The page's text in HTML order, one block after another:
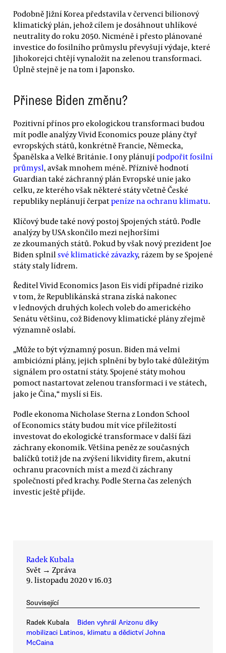
Podobně Jižní Korea představila v červenci bilionový
klimatický plán, jehož cílem je dosáhnout uhlíkové
neutrality do roku 2050. Nicméně i přesto plánované
investice do fosilního průmyslu převyšují výdaje, které
Jihokorejci chtějí vynaložit na zelenou transformaci.
Úplně stejně je na tom i Japonsko.
Přinese Biden změnu?
Pozitivní přínos pro ekologickou transformaci budou
mít podle analýzy Vivid Economics pouze plány čtyř
evropských států, konkrétně Francie, Německa,
Španělska a Velké Británie. I ony plánujípodpořit fosilní
průmysl, avšak mnohem méně. Příznivě hodnotí
Guardian také záchranný plán Evropské unie jako
celku, ze kterého však některé státy včetně České
republiky neplánují čerpatpeníze na ochranu klimatu.
Klíčový bude také nový postoj Spojených států. Podle
analýzy by USA skončilo mezi nejhoršími
ze zkoumaných států. Pokud by však nový prezident Joe
Biden splnil své klimatické závazky, rázem by se Spojené
státy staly lídrem.
Ředitel Vivid Economics Jason Eis vidí případné riziko
v tom, že Republikánská strana získá nakonec
v lednových druhých kolech voleb do amerického
Senátu většinu, což Bidenovy klimatické plány zřejmě
významně oslabí.
„Může to být významný posun. Biden má velmi
ambiciózní plány, jejich splnění by bylo také důležitým
signálem pro ostatní státy. Spojené státy mohou
pomoct nastartovat zelenou transformaci i ve státech,
jako je Čína,“ myslí si Eis.
Podle ekonoma Nicholase Sterna z London School
of Economics státy budou mít více příležitostí
investovat do ekologické transformace v další fázi
záchrany ekonomik. Většina peněz ze současných
balíčků totiž jde na zvýšení likvidity firem, akutní
ochranu pracovních míst a mezd či záchrany
společností před krachy. Podle Sterna čas zelených
investic ještě přijde.
Radek Kubala
Svět → Zpráva
9. listopadu 2020 v 16.03
Související
Radek Kubala
Biden vyhrál Arizonu díky
mobilizaci Latinos, klimatu a dědictví Johna
McCaina